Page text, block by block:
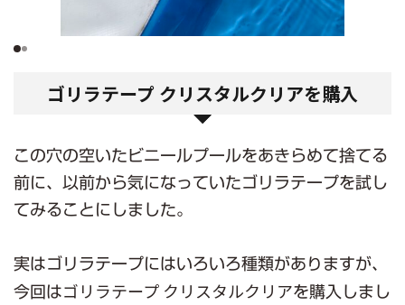
ゴリラテープ クリスタルクリアを購入
この穴の空いたビニールプールをあきらめて捨てる
前に、以前から気になっていたゴリラテープを試し
てみることにしました。
実はゴリラテープにはいろいろ種類がありますが、
今回はゴリラテープ クリスタルクリアを購入しまし